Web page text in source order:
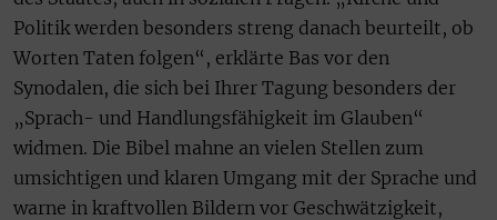
Politik werden besonders streng danach beurteilt, ob
Worten Taten folgen“, erklärte Bas vor den
Synodalen, die sich bei Ihrer Tagung besonders der
„Sprach- und Handlungsfähigkeit im Glauben“
widmen. Die Bibel mahne an vielen Stellen zum
umsichtigen und klaren Umgang mit der Sprache und
warne in kraftvollen Bildern vor Geschwätzigkeit,